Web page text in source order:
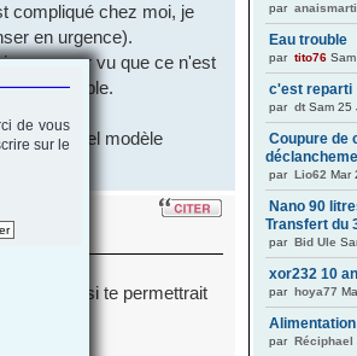
de vous
sur le
compliqué chez moi, je
en urgence).
renvoyer vu que ce n'est
introuvable.
autre, quel modèle
choisi te permettrait
par
Eau trouble
par tito76
c'est reparti
par dt Sam 25
Coupure de
par Lio62 Mar
Nano 90
Transfert du
par Bid Ule
xor232 10
par hoya77
par Réciphael